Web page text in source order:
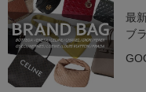
最
ブ